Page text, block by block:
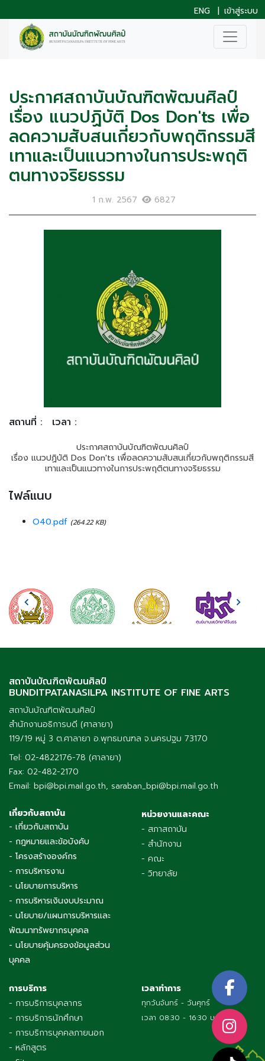
ENG | เข้าสู่ระบบ
ประกาศสถาบันบัณฑิตพัฒนศิลป์
เรื่อง แนวปฏิบัติ Dos Don'ts เพื่อ
ลดความสับสนเกี่ยวกับพฤติกรรมสี
เทาและเป็นแนวทางในการประพฤติ
ตนทางจริยธรรม
1 ก.พ. 2567 6827
สถานที่ : เวลา :
ประกาศสถาบันบัณฑิตพัฒนศิลป์
เรื่อง แนวปฏิบัติ Dos Don'ts เพื่อลดความสับสนเกี่ยวกับพฤติกรรมสี
เทาและเป็นแนวทางในการประพฤติตนทางจริยธรรม
ไฟล์แนบ
O40.pdf (264.22 KB)
สถาบันบัณฑิตพัฒนศิลป์
BUNDITPATANASILPA INSTITUTE OF FINE ARTS
สถาบันบัณฑิตพัฒนศิลป์
สำนักงานอธิการบดี (ศาลายา)
119/19 หมู่ 3 ต.ศาลายา อ.พุทธมณฑล จ.นครปฐม 73170
Tel: 02-4822176-78 (ศาลายา)
Fax: 02-482-2170
Email: bpi@bpi.mail.go.th, saraban_bpi@bpi.mail.go.th
เกี่ยวกับสถาบัน
- เกี่ยวกับสถาบัน
- กฎหมายและข้อบังคับ
- โครงสร้างองค์กร
- การบริหารงาน
- นโยบายการบริหาร
- การบริหารเงินงบประมาณ
- นโยบาย/แผนการบริหารและ
พัฒนาทรัพยากรบุคคล
- นโยบายคุ้มครองข้อมูลส่วน
บุคคล
หน่วยงานและคณะ
- สภาสถาบัน
- สำนักงาน
- คณะ
- วิทยาลัย
การบริการ
- การบริการบุคลากร
- การบริการนักศึกษา
- การบริการบุคคลภายนอก
- หลักสูตร
เวลาทำการ
ทุกวันจันทร์ - วันศุกร์
เวลา 08:30 - 16:30 น.